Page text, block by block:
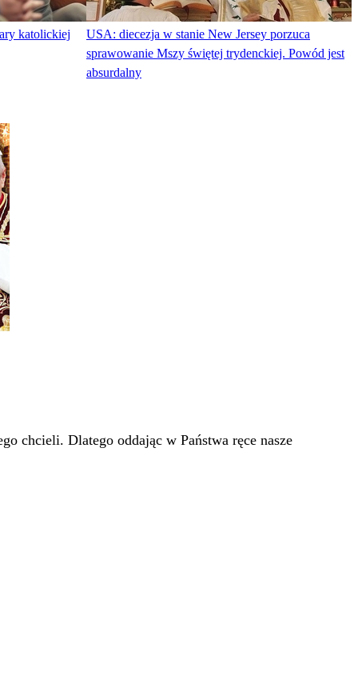
katolickiej
USA: diecezja w stanie New Jersey porzuca
sprawowanie Mszy świętej trydenckiej. Powód jest
absurdalny
chcieli. Dlatego oddając w Państwa ręce nasze